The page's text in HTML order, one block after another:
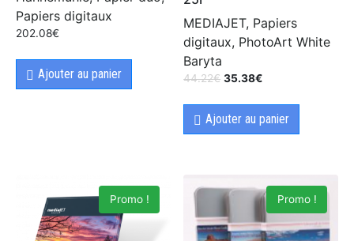
Papiers digitaux
202.08€
Ajouter au panier
MEDIAJET, Papiers
digitaux, PhotoArt White
Baryta
44.22€ 35.38€
Ajouter au panier
Promo ! Promo !